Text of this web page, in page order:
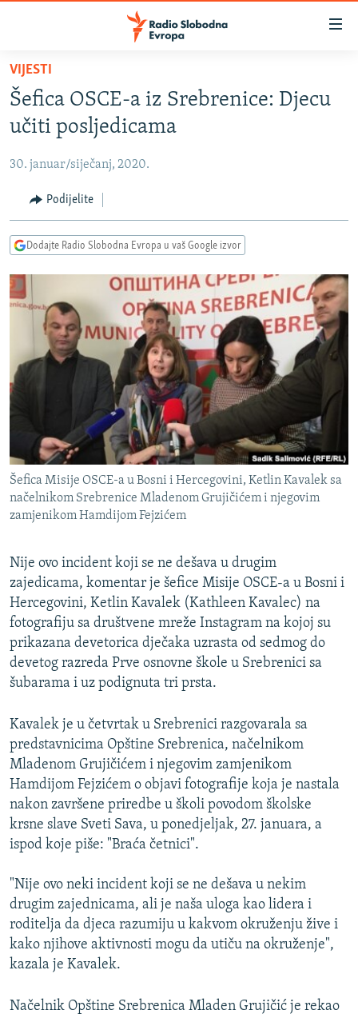
Pređite
na
glavni
sadržaj
na
navigaciju
Pređite
na
VIJESTI
BOSNA I HERCEGOVINA
KOSOVO
CRNA GORA
VIDEO
INFOGRAFIKE
PODCASTI
RAT U UKRAJINI
KINA NA BALKANU
RSE PRIČE IZ SVIJETA
ISPRIČAJ MI
DNEVNO@RSE
SPECIJALI RSE
VIŠE OD NASLOVA
GENOCID U SREBRENICI
POPLAVE I KLIZIŠTA U BIH 2024.
POST SCRIPTUM
MOJA EVROPA
TRI DECENIJE OD RATA U BIH
SVE KARTE DEJTONA
NASTANAK I RASPAD JUGOSLAVIJE
PRATITE NAS
VIJESTI
Šefica OSCE-a iz Srebrenice: Djecu
učiti posljedicama
30. januar/siječanj, 2020.
Podijelite
Dodajte Radio Slobodna Evropa u vaš Google izvor
Šefica Misije OSCE-a u Bosni i Hercegovini, Ketlin Kavalek sa
načelnikom Srebrenice Mladenom Grujičićem i njegovim
zamjenikom Hamdijom Fejzićem
Nije ovo incident koji se ne dešava u drugim
zajedicama, komentar je šefice Misije OSCE-a u Bosni i
Hercegovini, Ketlin Kavalek (Kathleen Kavalec) na
fotografiju sa društvene mreže Instagram na kojoj su
prikazana devetorica dječaka uzrasta od sedmog do
devetog razreda Prve osnovne škole u Srebrenici sa
šubarama i uz podignuta tri prsta.
Kavalek je u četvrtak u Srebrenici razgovarala sa
predstavnicima Opštine Srebrenica, načelnikom
Mladenom Grujičićem i njegovim zamjenikom
Hamdijom Fejzićem o objavi fotografije koja je nastala
nakon završene priredbe u školi povodom školske
krsne slave Sveti Sava, u ponedjeljak, 27. januara, a
ispod koje piše: "Braća četnici".
"Nije ovo neki incident koji se ne dešava u nekim
drugim zajednicama, ali je naša uloga kao lidera i
roditelja da djeca razumiju u kakvom okruženju žive i
kako njihove aktivnosti mogu da utiču na okruženje",
kazala je Kavalek.
Načelnik Opštine Srebrenica Mladen Grujičić je rekao